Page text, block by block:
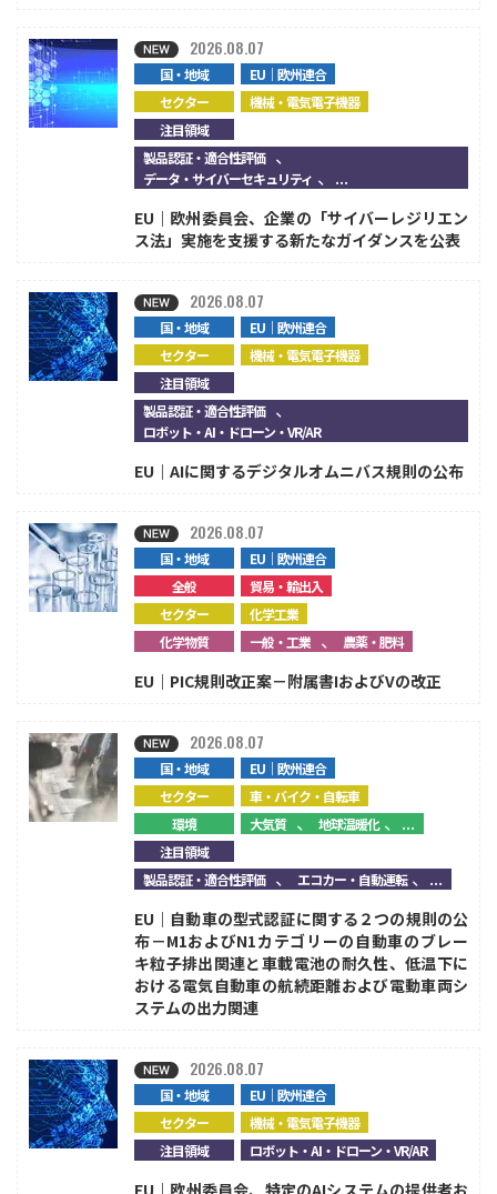
国・地域
EU｜欧州連合
セクター
機械・電気電子機器
注目領域
製品認証・適合性評価 、
データ・サイバーセキュリティ 、...
2026.08.07
EU｜欧州委員会、企業の「サイバーレジリエン
ス法」実施を支援する新たなガイダンスを公表
国・地域
EU｜欧州連合
セクター
機械・電気電子機器
注目領域
製品認証・適合性評価 、
ロボット・AI・ドローン・VR/AR
2026.08.07
EU｜AIに関するデジタルオムニバス規則の公布
国・地域
EU｜欧州連合
全般
貿易・輸出入
セクター
化学工業
化学物質
一般・工業 、農薬・肥料
2026.08.07
EU｜PIC規則改正案－附属書IおよびVの改正
国・地域
EU｜欧州連合
セクター
車・バイク・自転車
環境
大気質 、地球温暖化、...
注目領域
製品認証・適合性評価 、エコカー・自動運転、...
2026.08.07
EU｜自動車の型式認証に関する２つの規則の公
布－M1およびN1カテゴリーの自動車のブレー
キ粒子排出関連と車載電池の耐久性、低温下に
おける電気自動車の航続距離および電動車両シ
ステムの出力関連
国・地域
EU｜欧州連合
セクター
機械・電気電子機器
注目領域
ロボット・AI・ドローン・VR/AR
2026.08.07